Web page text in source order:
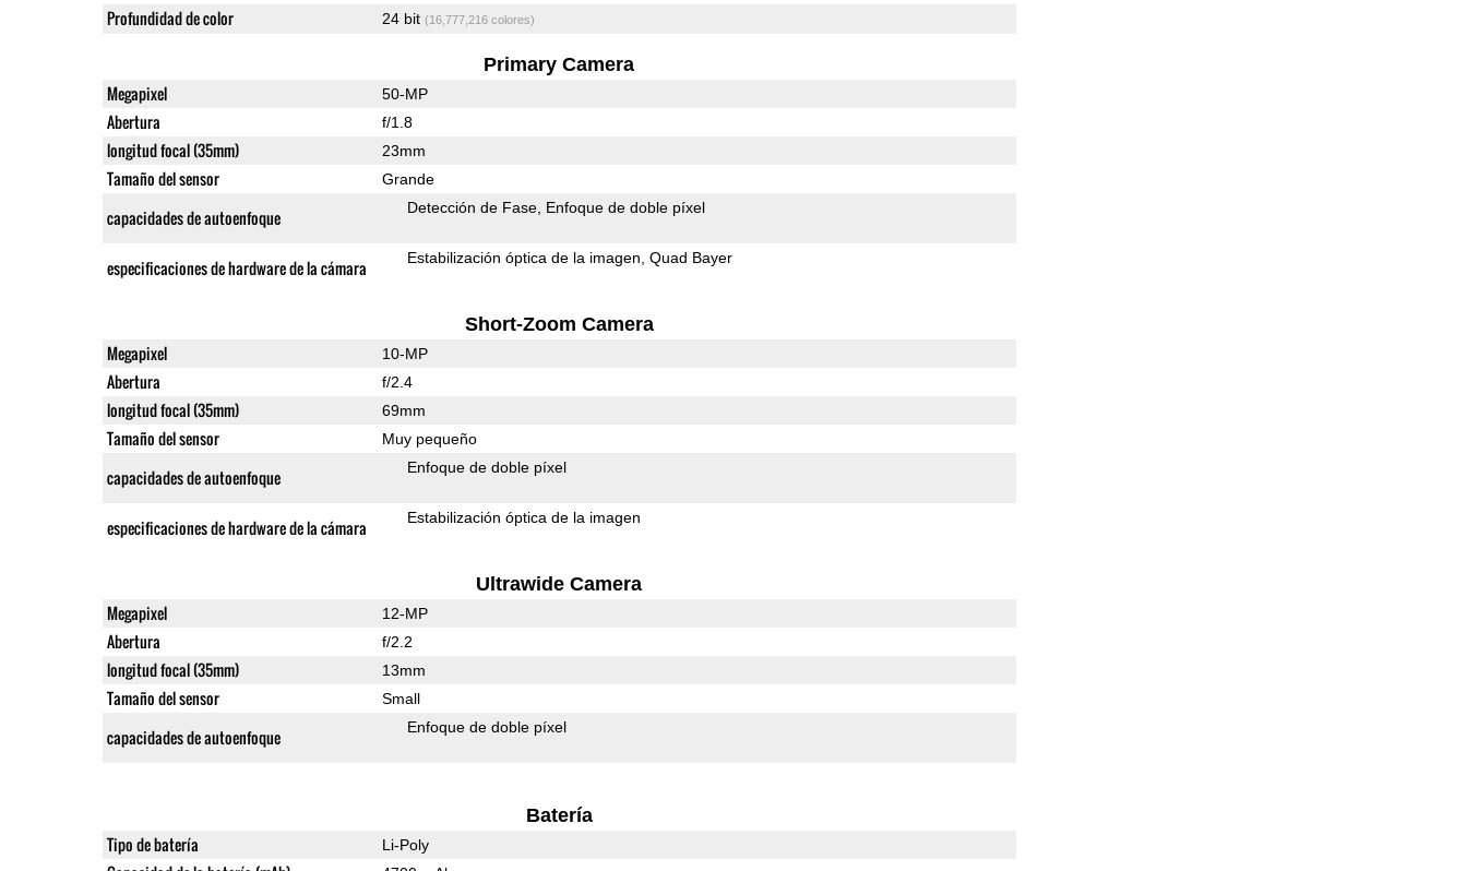
Profundidad de color 24 bit (16,777,216 colores)
Primary Camera
Megapixel 50-MP
Abertura f/1.8
longitud focal (35mm) 23mm
Tamaño del sensor Grande
capacidades de autoenfoque Detección de Fase Enfoque de doble píxel
especificaciones de hardware de la cámara Estabilización óptica de la imagen Quad Bayer
Short-Zoom Camera
Megapixel 10-MP
Abertura f/2.4
longitud focal (35mm) 69mm
Tamaño del sensor Muy pequeño
capacidades de autoenfoque Enfoque de doble píxel
especificaciones de hardware de la cámara Estabilización óptica de la imagen
Ultrawide Camera
Megapixel 12-MP
Abertura f/2.2
longitud focal (35mm) 13mm
Tamaño del sensor Small
capacidades de autoenfoque Enfoque de doble píxel
Batería
Tipo de batería Li-Poly